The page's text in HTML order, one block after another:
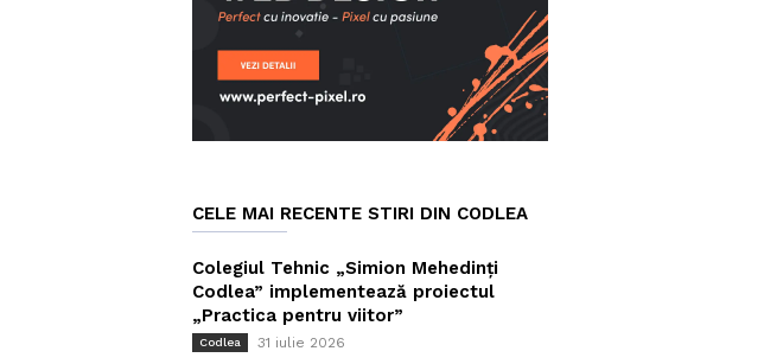
CELE MAI RECENTE STIRI DIN CODLEA
Colegiul Tehnic „Simion Mehedinți
Codlea” implementează proiectul
„Practica pentru viitor”
Codlea 31 iulie 2026